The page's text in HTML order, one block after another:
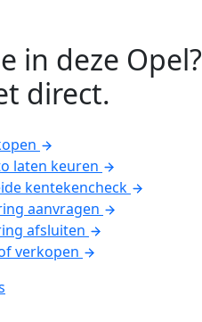
in deze Opel?
direct.
laten keuren
kentekencheck
aanvragen
afsluiten
verkopen